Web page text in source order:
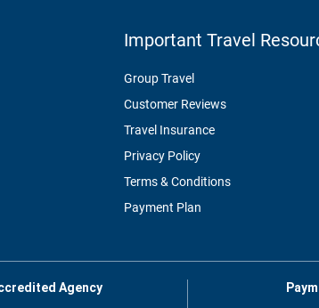
Important Travel
Group Travel
Customer Reviews
Travel Insurance
Privacy Policy
Terms & Conditions
Payment Plan
Agency